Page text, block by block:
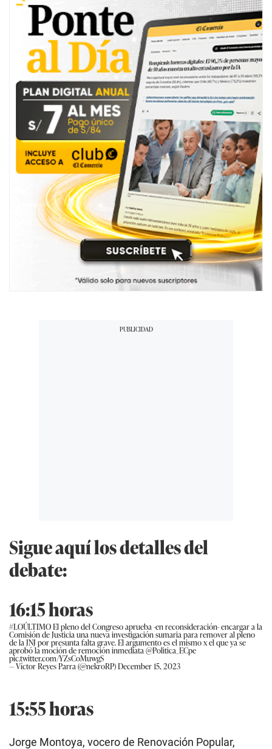
Sigue aquí los detalles del
debate:
16:15 horas
#LOÚLTIMOEl pleno del Congreso aprueba -en reconsideración- encargar a la
Comisión de Justicia una nueva investigación sumaria para remover al pleno
de la JNJ por presunta falta grave. El argumento es el mismo x el que ya se
aprobó la moción de remoción inmediata @Politica_ECpe
pic.twitter.com/YZsCoMuwgS
— Víctor Reyes Parra (@nekroRP)December 15, 2023
15:55 horas
Jorge Montoya, vocero de Renovación Popular,